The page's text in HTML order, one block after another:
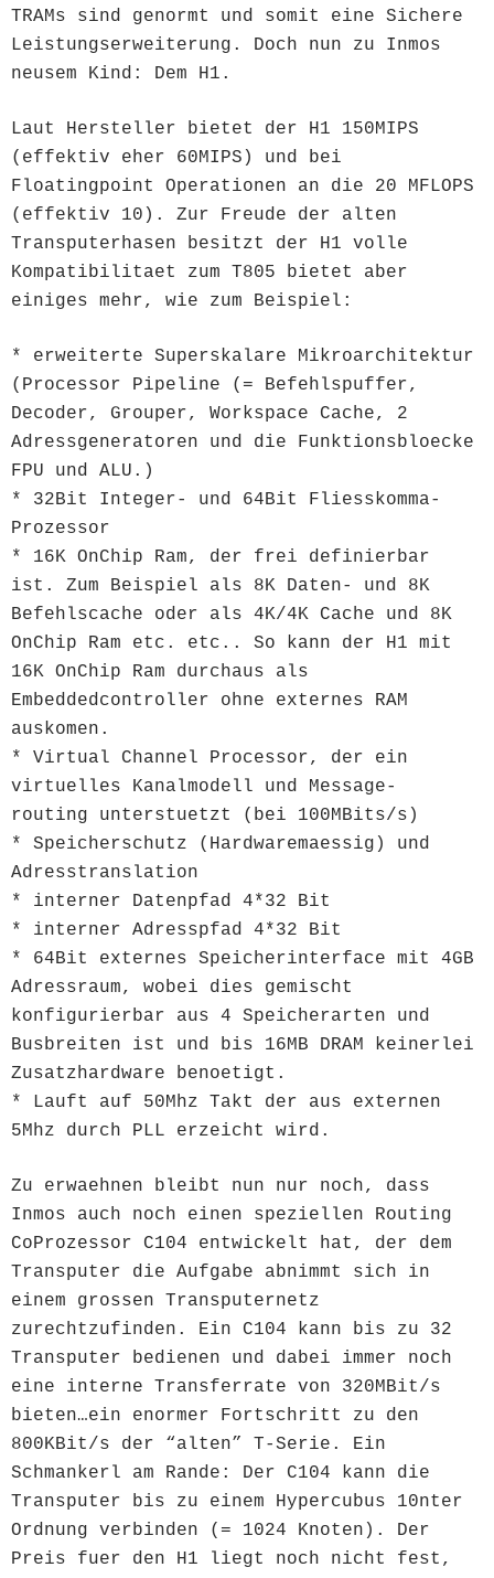
TRAMs sind genormt und somit eine Sichere
Leistungserweiterung. Doch nun zu Inmos
neusem Kind: Dem H1.
Laut Hersteller bietet der H1 150MIPS
(effektiv eher 60MIPS) und bei
Floatingpoint Operationen an die 20 MFLOPS
(effektiv 10). Zur Freude der alten
Transputerhasen besitzt der H1 volle
Kompatibilitaet zum T805 bietet aber
einiges mehr, wie zum Beispiel:
* erweiterte Superskalare Mikroarchitektur
(Processor Pipeline (= Befehlspuffer,
Decoder, Grouper, Workspace Cache, 2
Adressgeneratoren und die Funktionsbloecke
FPU und ALU.)
* 32Bit Integer- und 64Bit Fliesskomma-
Prozessor
* 16K OnChip Ram, der frei definierbar
ist. Zum Beispiel als 8K Daten- und 8K
Befehlscache oder als 4K/4K Cache und 8K
OnChip Ram etc. etc.. So kann der H1 mit
16K OnChip Ram durchaus als
Embeddedcontroller ohne externes RAM
auskomen.
* Virtual Channel Processor, der ein
virtuelles Kanalmodell und Message-
routing unterstuetzt (bei 100MBits/s)
* Speicherschutz (Hardwaremaessig) und
Adresstranslation
* interner Datenpfad 4*32 Bit
* interner Adresspfad 4*32 Bit
* 64Bit externes Speicherinterface mit 4GB
Adressraum, wobei dies gemischt
konfigurierbar aus 4 Speicherarten und
Busbreiten ist und bis 16MB DRAM keinerlei
Zusatzhardware benoetigt.
* Lauft auf 50Mhz Takt der aus externen
5Mhz durch PLL erzeicht wird.
Zu erwaehnen bleibt nun nur noch, dass
Inmos auch noch einen speziellen Routing
CoProzessor C104 entwickelt hat, der dem
Transputer die Aufgabe abnimmt sich in
einem grossen Transputernetz
zurechtzufinden. Ein C104 kann bis zu 32
Transputer bedienen und dabei immer noch
eine interne Transferrate von 320MBit/s
bieten…ein enormer Fortschritt zu den
800KBit/s der “alten” T-Serie. Ein
Schmankerl am Rande: Der C104 kann die
Transputer bis zu einem Hypercubus 10nter
Ordnung verbinden (= 1024 Knoten). Der
Preis fuer den H1 liegt noch nicht fest,